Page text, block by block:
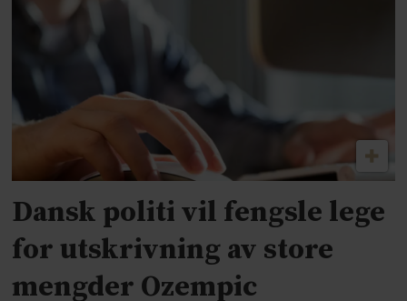
Dansk politi vil fengsle lege
for utskrivning av store
mengder Ozempic